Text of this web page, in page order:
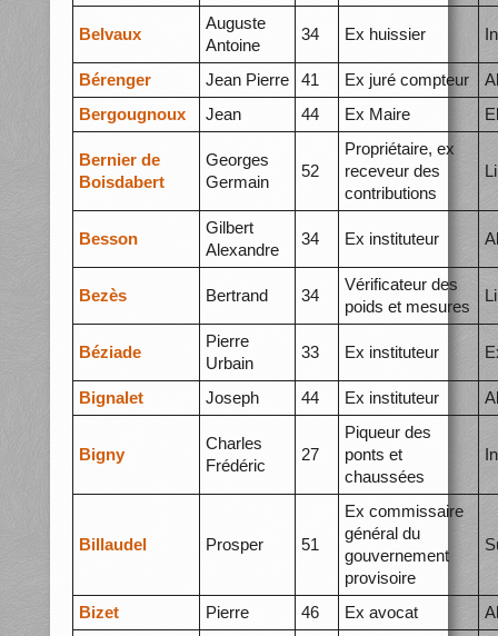
Belvaux
Auguste
Antoine
34 Ex huissier
Bérenger Jean Pierre 41 Ex juré compteur
Bergougnoux
Jean 44 Ex Maire
Bernier de
Boisdabert
Georges
Germain
52
Propriétaire, ex
receveur des
contributions
Besson
Gilbert
Alexandre
34 Ex instituteur
Bezès Bertrand 34
Vérificateur des
poids et mesures
Béziade
Pierre
Urbain
33 Ex instituteur
Bignalet Joseph 44 Ex instituteur
Bigny
Charles
Frédéric
27
Piqueur des
ponts et
chaussées
Billaudel Prosper 51
Ex commissaire
général du
gouvernement
provisoire
Bizet Pierre 46 Ex avocat